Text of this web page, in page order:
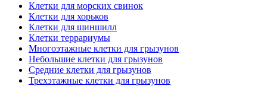
Клетки для морских свинок
Клетки для хорьков
Клетки для шиншилл
Клетки террариумы
Многоэтажные клетки для грызунов
Небольшие клетки для грызунов
Средние клетки для грызунов
Трехэтажные клетки для грызунов